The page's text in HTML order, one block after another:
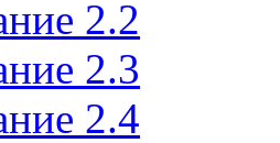
2.2
2.3
2.4